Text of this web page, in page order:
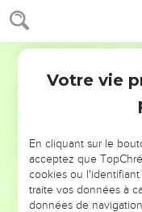
Genèse 44
jeune frère n'est pas
27 Et ton serviteur,
femme m'a enfanté
et l'un s'en est allé
été déchiré ; et je ne
Et si vous prenez
accident lui arrive,
blancs avec tristesse
Et maintenant, si je
que le jeune homme à
Votre vie
En cliquant sur le
acceptez que
cookies ou
traite vos données à
données de